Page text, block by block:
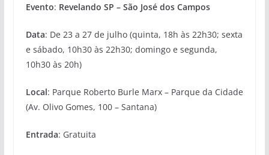
Evento: Revelando SP – São José dos Campos
Data: De 23 a 27 de julho (quinta, 18h às 22h30; sexta
e sábado, 10h30 às 22h30; domingo e segunda,
10h30 às 20h)
Local: Parque Roberto Burle Marx – Parque da Cidade
(Av. Olivo Gomes, 100 – Santana)
Entrada: Gratuita